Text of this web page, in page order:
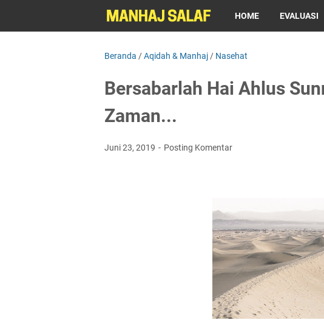
HOME EVALUASI
Beranda /Aqidah & Manhaj / Nasehat
Bersabarlah Hai Ahlus
Zaman...
Juni 23, 2019 Posting Komentar